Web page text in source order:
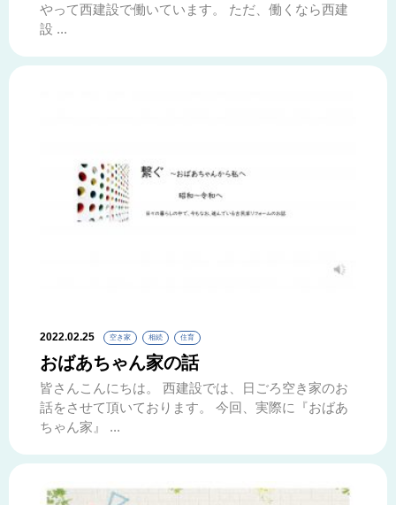
やって西建設で働いています。 ただ、働くなら西建
設 ...
2022.02.25 空き家 相続 住育
おばあちゃん家の話
皆さんこんにちは。 西建設では、日ごろ空き家のお
話をさせて頂いております。 今回、実際に『おばあ
ちゃん家』 ...